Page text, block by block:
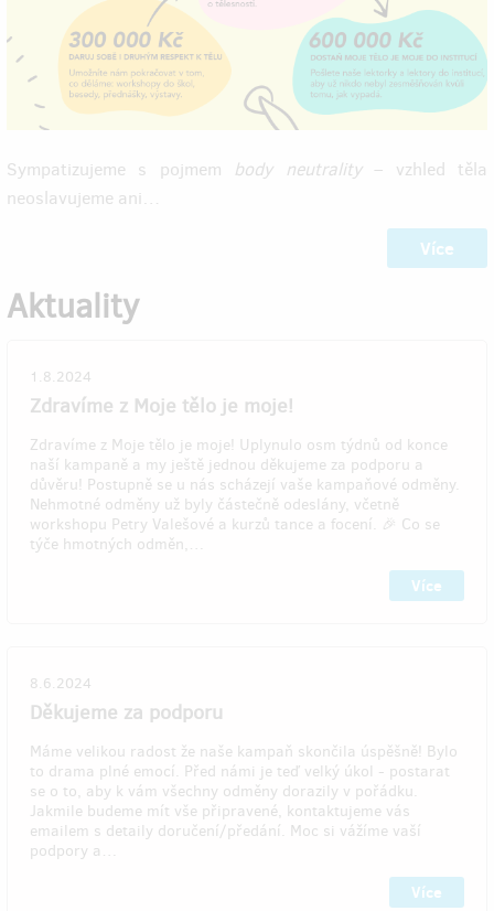
Sympatizujeme s pojmem body neutrality– vzhled těla
neoslavujeme ani…
Více
Aktuality
1.8.2024
Zdravíme z Moje tělo je moje!
Zdravíme z Moje tělo je moje! Uplynulo osm týdnů od konce
naší kampaně a my ještě jednou děkujeme za podporu a
důvěru! Postupně se u nás scházejí vaše kampaňové odměny.
Nehmotné odměny už byly částečně odeslány, včetně
workshopu Petry Valešové a kurzů tance a focení. 🎉 Co se
týče hmotných odměn,…
Více
8.6.2024
Děkujeme za podporu
Máme velikou radost že naše kampaň skončila úspěšně! Bylo
to drama plné emocí. Před námi je teď velký úkol - postarat
se o to, aby k vám všechny odměny dorazily v pořádku.
Jakmile budeme mít vše připravené, kontaktujeme vás
emailem s detaily doručení/předání. Moc si vážíme vaší
podpory a…
Více